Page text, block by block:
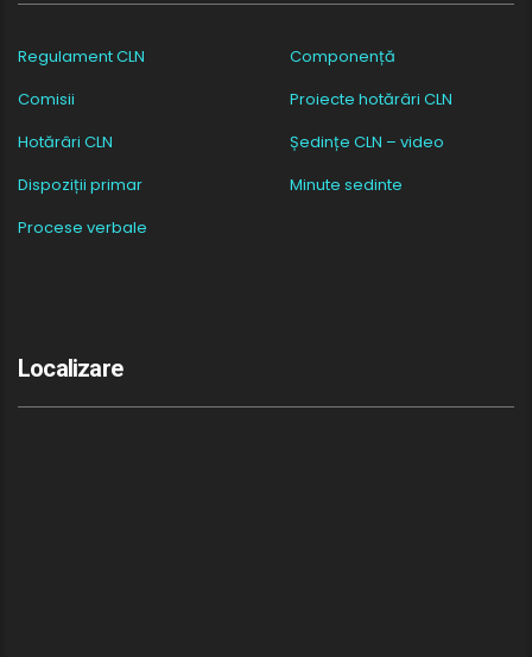
Regulament CLN
Componență
Comisii
Proiecte hotărâri CLN
Hotărâri CLN
Ședințe CLN – video
Dispoziții primar
Minute sedinte
Procese verbale
Localizare